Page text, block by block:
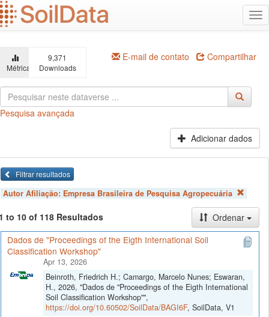
Ir
para
o
principal
Métricas
9,371
Downloads
E-mail de contato Compartilhar
Pesquisa avançada
Adicionar dados
Filtrar resultados
Autor Afiliação: Empresa Brasileira de Pesquisa Agropecuária
to 10 of 118 Resultados
Ordenar
Dados de "Proceedings of the Eigth International Soil
Classification Workshop"
Apr 13, 2026
Beinroth, Friedrich H.; Camargo, Marcelo Nunes; Eswaran,
H., 2026, "Dados de "Proceedings of the Eigth International
Soil Classification Workshop"",
https://doi.org/10.60502/SoilData/BAGI6F, SoilData, V1